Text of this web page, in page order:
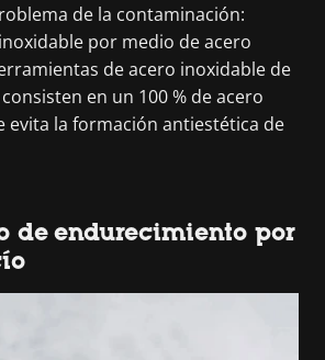
de la contaminación:
por medio de acero
de acero inoxidable de
en un 100 % de acero
evita la formación antiestética de
de endurecimiento por